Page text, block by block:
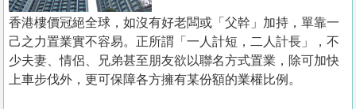
手
冊
關
於
香港樓價冠絕全球，如沒有好老闆或「父幹」加持，單靠一
己之力置業實不容易。正所謂「一人計短，二人計長」，不
少夫妻、情侶、兄弟甚至朋友欲以聯名方式置業，除可加快
上車步伐外，更可保障各方擁有某份額的業權比例。